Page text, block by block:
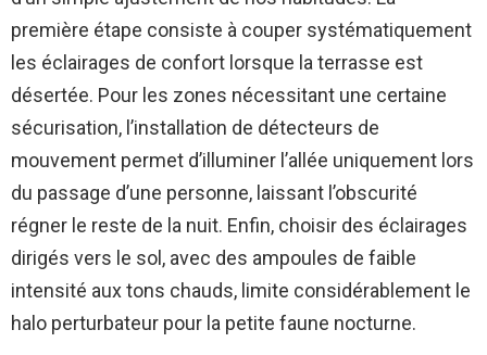
première étape consiste à couper systématiquement
les éclairages de confort lorsque la terrasse est
désertée. Pour les zones nécessitant une certaine
sécurisation, l’installation de détecteurs de
mouvement permet d’illuminer l’allée uniquement lors
du passage d’une personne, laissant l’obscurité
régner le reste de la nuit. Enfin, choisir des éclairages
dirigés vers le sol, avec des ampoules de faible
intensité aux tons chauds, limite considérablement le
halo perturbateur pour la petite faune nocturne.